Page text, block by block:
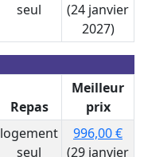
seul
(24 janvier
2027)
Repas
Meilleur
prix
logement
seul
996,00 €
(29 janvier